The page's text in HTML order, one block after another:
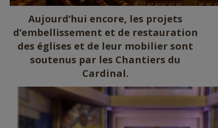
Aujourd’hui encore, les projets
d’embellissement et de restauration
des églises et de leur mobilier sont
soutenus par les Chantiers du
Cardinal.